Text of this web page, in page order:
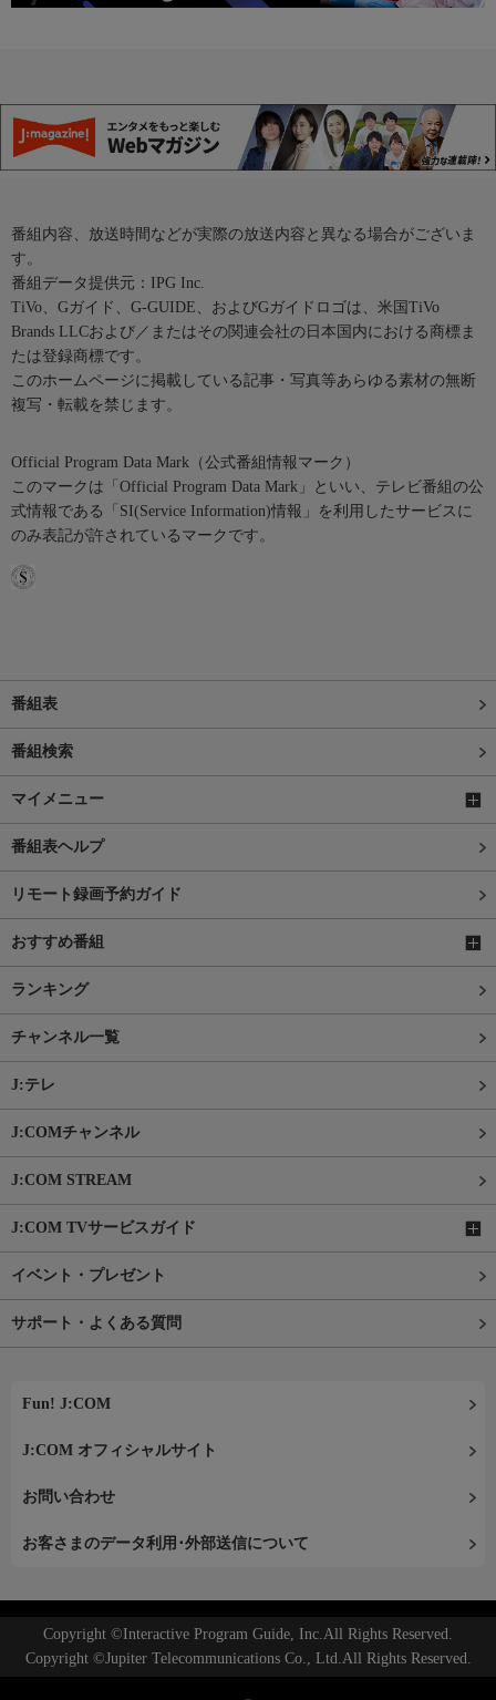
番組内容、放送時間などが実際の放送内容と異なる場合がございま
す。
番組データ提供元：IPG Inc.
TiVo、Gガイド、G-GUIDE、およびGガイドロゴは、米国TiVo
Brands LLCおよび／またはその関連会社の日本国内における商標ま
たは登録商標です。
このホームページに掲載している記事・写真等あらゆる素材の無断
複写・転載を禁じます。
Official Program Data Mark（公式番組情報マーク）
このマークは「Official Program Data Mark」といい、テレビ番組の公
式情報である「SI(Service Information)情報」を利用したサービスに
のみ表記が許されているマークです。
番組表
番組検索
マイメニュー
番組表ヘルプ
リモート録画予約ガイド
おすすめ番組
ランキング
チャンネル一覧
J:テレ
J:COMチャンネル
J:COM STREAM
J:COM TVサービスガイド
イベント・プレゼント
サポート・よくある質問
Fun! J:COM
J:COM オフィシャルサイト
お問い合わせ
お客さまのデータ利用･外部送信について
Copyright ©Interactive Program Guide, Inc.All Rights Reserved.
Copyright ©Jupiter Telecommunications Co., Ltd.All Rights Reserved.